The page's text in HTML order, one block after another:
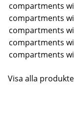
compartments
compartments
compartments
compartments
compartments
Visa alla